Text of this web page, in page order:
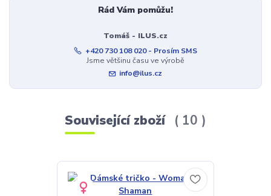
Rád Vám pomůžu!
Tomáš - ILUS.cz
+420 730 108 020 - Prosím SMS
Jsme většinu času ve výrobě
info@ilus.cz
Související zboží 10